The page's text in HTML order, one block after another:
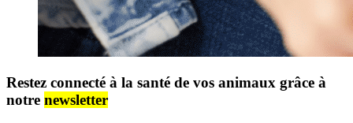
Restez connecté à la santé de vos animaux grâce à
notre newsletter